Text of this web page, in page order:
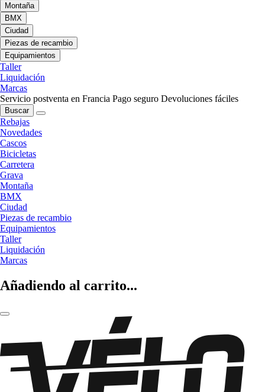
Montaña
BMX
Ciudad
Piezas de recambio
Equipamientos
Taller
Liquidación
Marcas
Servicio postventa en Francia Pago seguro Devoluciones fáciles
Buscar
Rebajas
Novedades
Cascos
Bicicletas
Carretera
Grava
Montaña
BMX
Ciudad
Piezas de recambio
Equipamientos
Taller
Liquidación
Marcas
Añadiendo al carrito...